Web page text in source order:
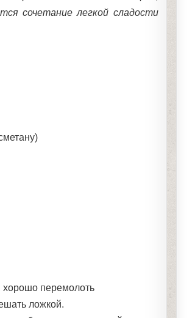
сочетание легкой сладости
хорошо перемолоть
ложкой.